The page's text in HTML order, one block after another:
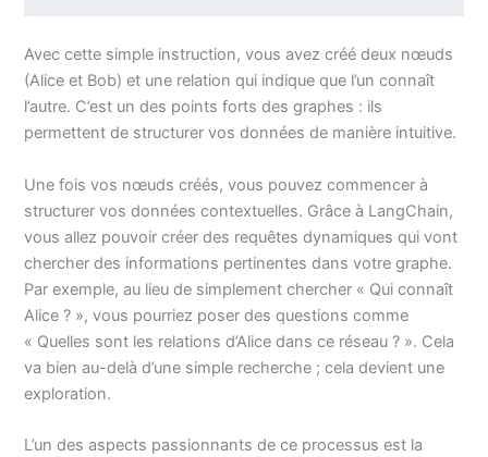
Avec cette simple instruction, vous avez créé deux nœuds
(Alice et Bob) et une relation qui indique que l’un connaît
l’autre. C’est un des points forts des graphes : ils
permettent de structurer vos données de manière intuitive.
Une fois vos nœuds créés, vous pouvez commencer à
structurer vos données contextuelles. Grâce à LangChain,
vous allez pouvoir créer des requêtes dynamiques qui vont
chercher des informations pertinentes dans votre graphe.
Par exemple, au lieu de simplement chercher « Qui connaît
Alice ? », vous pourriez poser des questions comme
« Quelles sont les relations d’Alice dans ce réseau ? ». Cela
va bien au-delà d’une simple recherche ; cela devient une
exploration.
L’un des aspects passionnants de ce processus est la